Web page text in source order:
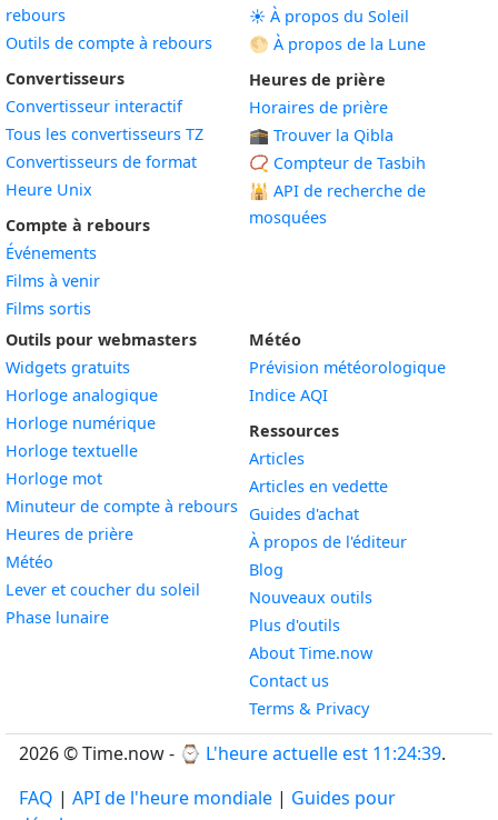
rebours
Outils de compte à rebours
Convertisseurs
Convertisseur interactif
Tous les convertisseurs TZ
Convertisseurs de format
Heure Unix
Compte à rebours
Événements
Films à venir
Films sortis
☀️ À propos du Soleil
🌕 À propos de la Lune
Heures de prière
Horaires de prière
🕋 Trouver la Qibla
📿 Compteur de Tasbih
🕌 API de recherche de
mosquées
Outils pour webmasters
Widgets gratuits
Horloge analogiqueWidget
Horloge numériqueWidget
Horloge textuelleWidget
Horloge motWidget
Minuteur de compte à rebours Widget
Heures de prièreWidget
Météo
Lever et coucher du soleil
Phase lunaireWidget
Météo
Prévision météorologique
Indice AQI
Ressources
Articles
Articles en vedette
Guides d'achat
À propos de l'éditeur
Blog
Nouveaux outils
Plus d'outils
About Time.now
Contact us
Terms & Privacy
2026 © Time.now - ⌚ L'heure actuelle est 11:24:39.
FAQ | API de l'heure mondiale | Guides pour